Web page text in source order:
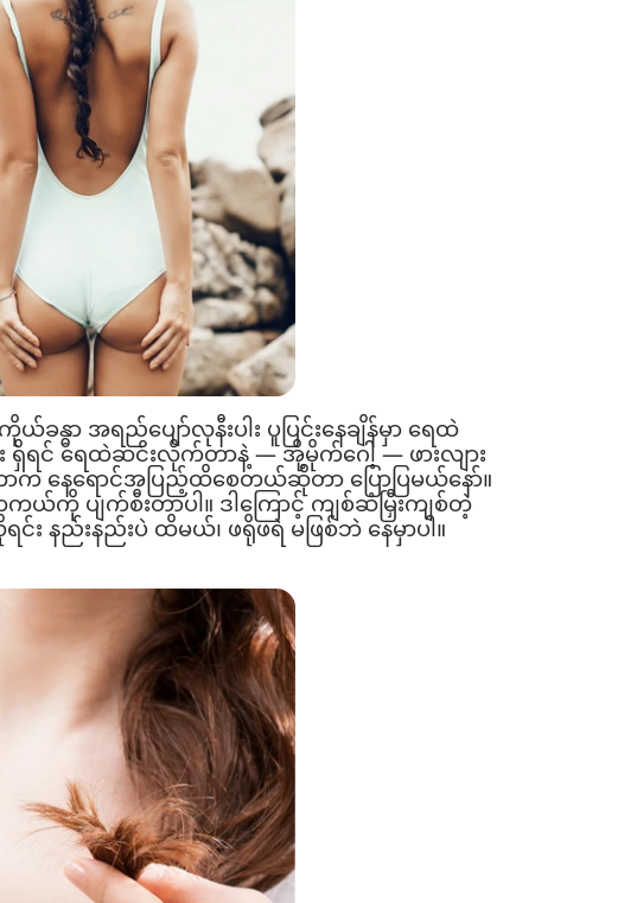
ာ အရည်ပျော်လုနီးပါး ပူပြင်းနေချိန်မှာ ရေထဲ
င် ရေထဲဆင်းလိုက်တာနဲ့ — အို့မိုက်ဂေါ့ — ဖားလျား
က နေရောင်အပြည့်ထိစေတယ်ဆိုတာ ပြောပြမယ်နော်။
ကို ပျက်စီးတာပါ။ ဒါကြောင့် ကျစ်ဆံမြှီးကျစ်တဲ့
နည်းနည်းပဲ ထိမယ်၊ ဖရိုဖရဲ မဖြစ်ဘဲ နေမှာပါ။